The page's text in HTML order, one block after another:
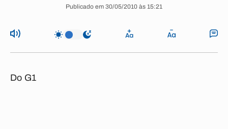
Publicado em 30/05/2010 às 15:21
Do G1